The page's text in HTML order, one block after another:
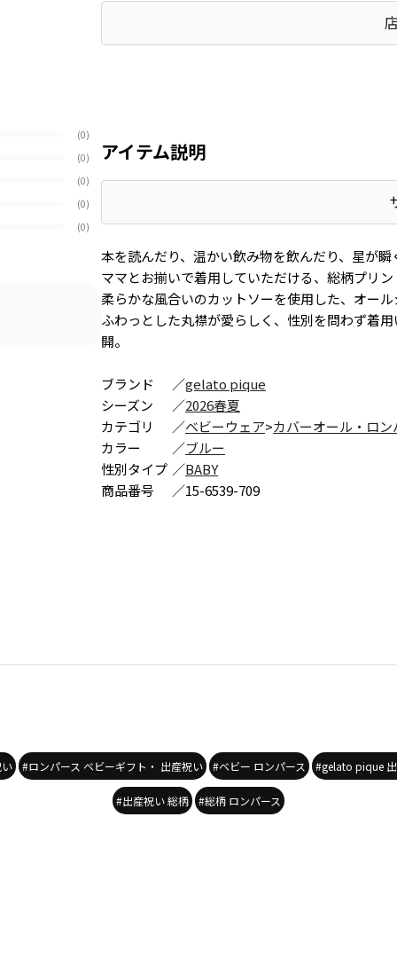
(0)
(0)
(0)
(0)
(0)
アイテム説明
本を読んだり、温かい飲み物を飲んだり、星が
ママとお揃いで着用していただける、総柄プリ
柔らかな風合いのカットソーを使用した、オー
ふわっとした丸襟が愛らしく、性別を問わず着
開。
ブランド ／gelato pique
シーズン
／2026春夏
カテゴリ
／ベビーウェア>カバーオール・ロン
カラー
／ブルー
性別タイプ ／BABY
商品番号
／15-6539-709
#ロンパース ベビーギフト・ 出産祝い #ベビー ロンパース #gelato pique
#出産祝い 総柄 #総柄 ロンパース